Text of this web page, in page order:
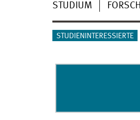
STUDIUM
STUDIENINTERESSIERTE